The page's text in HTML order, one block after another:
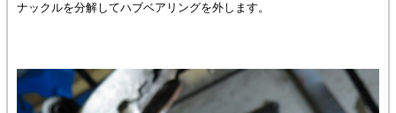
ナックルを分解してハブベアリングを外します。